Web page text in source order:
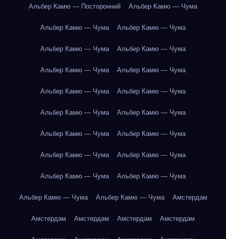
Альбер Камю — Посторонний Альбер Камю — Чума
Альбер Камю — Чума Альбер Камю — Чума
Альбер Камю — Чума Альбер Камю — Чума
Альбер Камю — Чума Альбер Камю — Чума
Альбер Камю — Чума Альбер Камю — Чума
Альбер Камю — Чума Альбер Камю — Чума
Альбер Камю — Чума Альбер Камю — Чума
Альбер Камю — Чума Альбер Камю — Чума
Альбер Камю — Чума Альбер Камю — Чума
Альбер Камю — Чума Альбер Камю — Чума Амстердам
Амстердам Амстердам Амстердам Амстердам